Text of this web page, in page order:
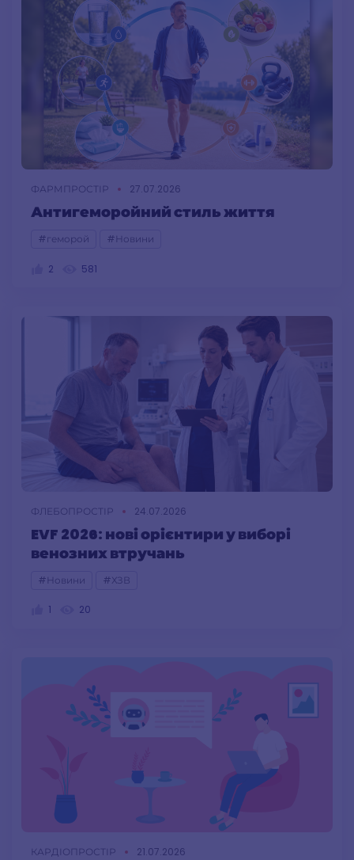
ФАРМПРОСТІР 27.07.2026
Антигеморойний стиль життя
#геморой #Новини
2 581
ФЛЕБОПРОСТІР 24.07.2026
EVF 2026: нові орієнтири у виборі
венозних втручань
#Новини #ХЗВ
1 20
КАРДІОПРОСТІР 21.07.2026